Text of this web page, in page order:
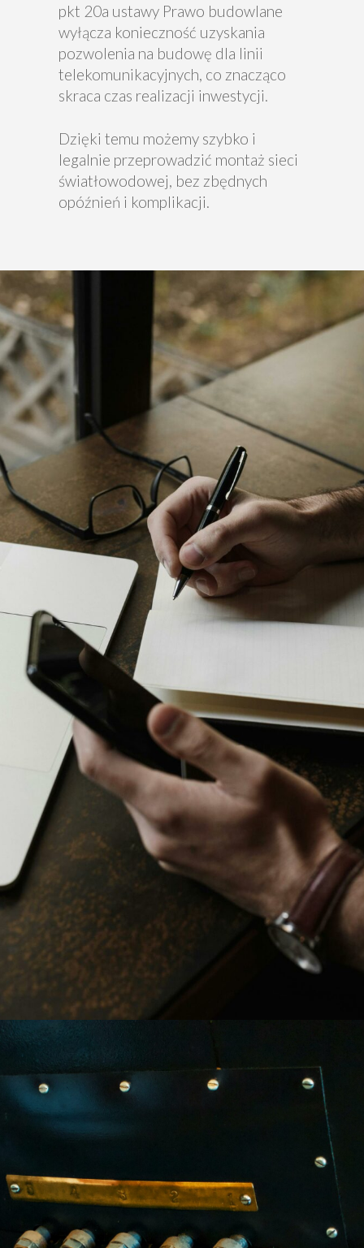
pkt 20a ustawy Prawo budowlane
wyłącza konieczność uzyskania
pozwolenia na budowę dla linii
telekomunikacyjnych, co znacząco
skraca czas realizacji inwestycji.
Dzięki temu możemy szybko i
legalnie przeprowadzić montaż sieci
światłowodowej, bez zbędnych
opóźnień i komplikacji.